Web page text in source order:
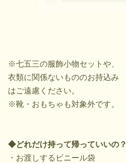
※七五三の服飾小物セットや、
衣類に関係ないもののお持込み
はご遠慮ください。
※靴・おもちゃも対象外です。
◆どれだけ持って帰っていいの？
・お渡しするビニール袋